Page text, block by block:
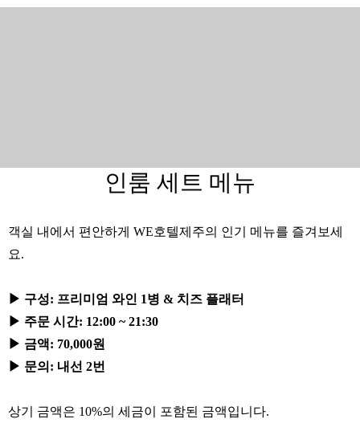
인룸 세트 메뉴
객실 내에서 편안하게 WE호텔제주의 인기 메뉴를 즐겨보세
요.
▶ 구성: 프리미엄 와인 1병 & 치즈 플래터
▶ 주문 시간: 12:00 ~ 21:30
▶ 금액: 70,000원
▶ 문의: 내선 2번
상기 금액은 10%의 세금이 포함된 금액입니다.